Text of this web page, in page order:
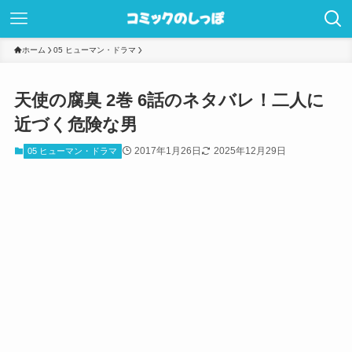
ホーム 05 ヒューマン・ドラマ
天使の腐臭 2巻 6話のネタバレ！二人に
近づく危険な男
05 ヒューマン・ドラマ 2017年1月26日 2025年12月29日